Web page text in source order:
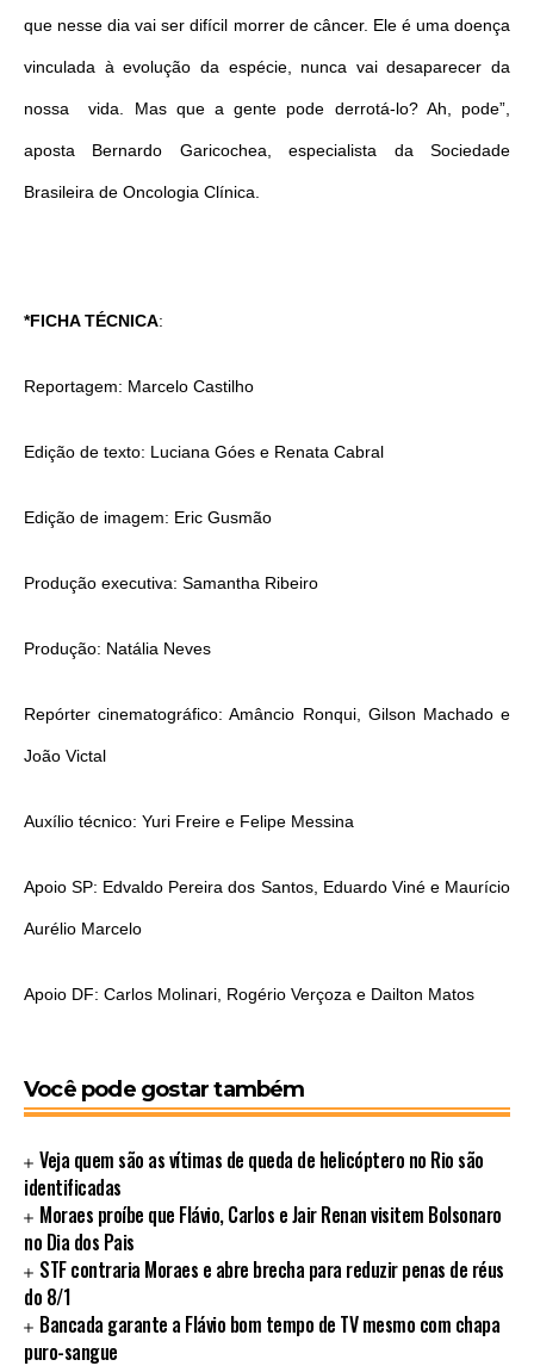
que nesse dia vai ser difícil morrer de câncer. Ele é uma doença
vinculada à evolução da espécie, nunca vai desaparecer da
nossa vida. Mas que a gente pode derrotá-lo? Ah, pode”,
aposta Bernardo Garicochea, especialista da Sociedade
Brasileira de Oncologia Clínica.
*FICHA TÉCNICA:
Reportagem: Marcelo Castilho
Edição de texto: Luciana Góes e Renata Cabral
Edição de imagem: Eric Gusmão
Produção executiva: Samantha Ribeiro
Produção: Natália Neves
Repórter cinematográfico: Amâncio Ronqui, Gilson Machado e
João Victal
Auxílio técnico: Yuri Freire e Felipe Messina
Apoio SP: Edvaldo Pereira dos Santos, Eduardo Viné e Maurício
Aurélio Marcelo
Apoio DF: Carlos Molinari, Rogério Verçoza e Dailton Matos
Você pode gostar também
Veja quem são as vítimas de queda de helicóptero no Rio são
identificadas
Moraes proíbe que Flávio, Carlos e Jair Renan visitem Bolsonaro
no Dia dos Pais
STF contraria Moraes e abre brecha para reduzir penas de réus
do 8/1
Bancada garante a Flávio bom tempo de TV mesmo com chapa
puro-sangue